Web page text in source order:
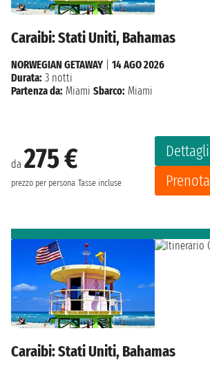
Caraibi: Stati Uniti, Bahamas
da 275 €
prezzo per persona Tasse incluse
Dettagli
Prenota
NORWEGIAN GETAWAY
14 AGO 2026
Durata: 3 notti
Partenza da: Miami Sbarco: Miami
Caraibi: Stati Uniti, Bahamas